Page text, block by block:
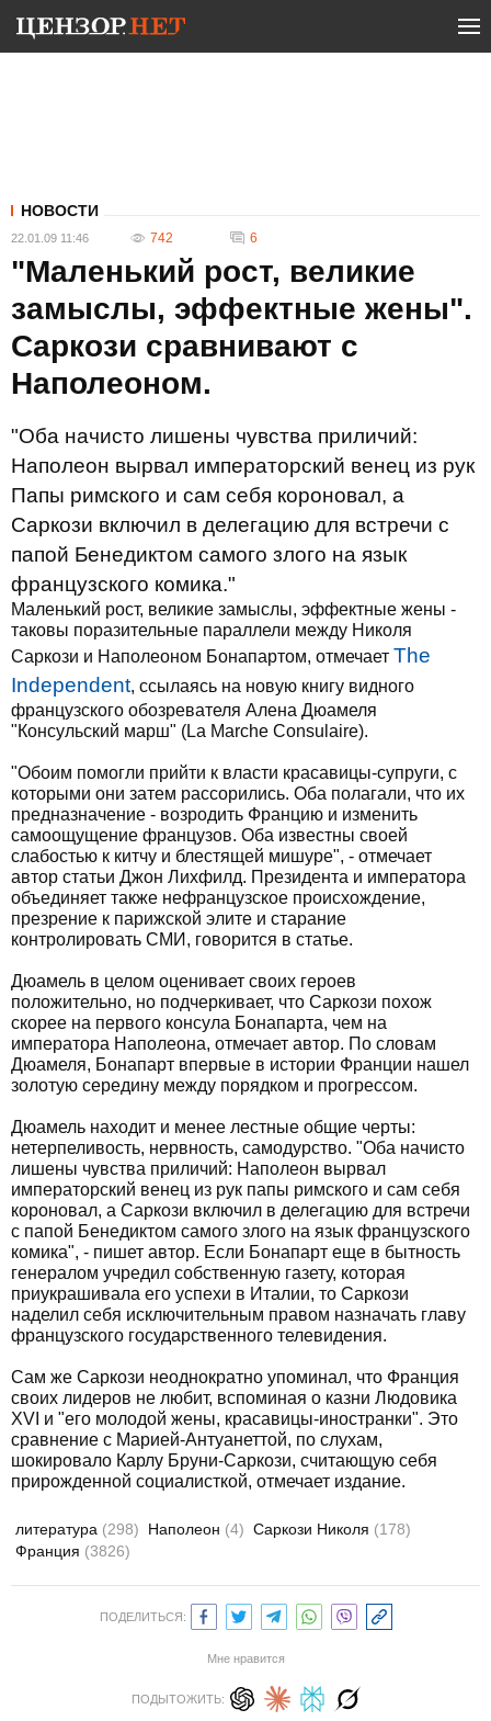
НОВОСТИ
22.01.09 11:46 742 6
"Маленький рост, великие
замыслы, эффектные жены".
Саркози сравнивают с
Наполеоном.
"Оба начисто лишены чувства приличий:
Наполеон вырвал императорский венец из рук
Папы римского и сам себя короновал, а
Саркози включил в делегацию для встречи с
папой Бенедиктом самого злого на язык
французского комика."
Маленький рост, великие замыслы, эффектные жены -
таковы поразительные параллели между Николя
Саркози и Наполеоном Бонапартом, отмечает The
Independent, ссылаясь на новую книгу видного
французского обозревателя Алена Дюамеля
"Консульский марш" (La Marche Consulaire).
"Обоим помогли прийти к власти красавицы-супруги, с
которыми они затем рассорились. Оба полагали, что их
предназначение - возродить Францию и изменить
самоощущение французов. Оба известны своей
слабостью к китчу и блестящей мишуре", - отмечает
автор статьи Джон Лихфилд. Президента и императора
объединяет также нефранцузское происхождение,
презрение к парижской элите и старание
контролировать СМИ, говорится в статье.
Дюамель в целом оценивает своих героев
положительно, но подчеркивает, что Саркози похож
скорее на первого консула Бонапарта, чем на
императора Наполеона, отмечает автор. По словам
Дюамеля, Бонапарт впервые в истории Франции нашел
золотую середину между порядком и прогрессом.
Дюамель находит и менее лестные общие черты:
нетерпеливость, нервность, самодурство. "Оба начисто
лишены чувства приличий: Наполеон вырвал
императорский венец из рук папы римского и сам себя
короновал, а Саркози включил в делегацию для встречи
с папой Бенедиктом самого злого на язык французского
комика", - пишет автор. Если Бонапарт еще в бытность
генералом учредил собственную газету, которая
приукрашивала его успехи в Италии, то Саркози
наделил себя исключительным правом назначать главу
французского государственного телевидения.
Сам же Саркози неоднократно упоминал, что Франция
своих лидеров не любит, вспоминая о казни Людовика
XVI и "его молодой жены, красавицы-иностранки". Это
сравнение с Марией-Антуанеттой, по слухам,
шокировало Карлу Бруни-Саркози, считающую себя
прирожденной социалисткой, отмечает издание.
литература (298) Наполеон (4) Саркози Николя (178)
Франция (3826)
ПОДЕЛИТЬСЯ:
Мне нравится
ПОДЫТОЖИТЬ: